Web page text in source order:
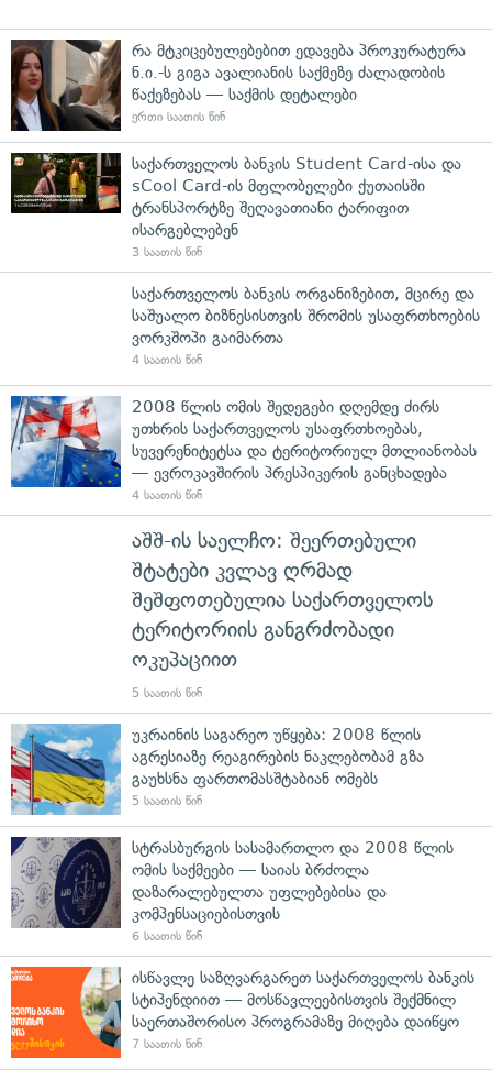
რა მტკიცებულებებით ედავება პროკურატურა
ნ.ი.-ს გიგა ავალიანის საქმეზე ძალადობის
წაქეზებას — საქმის დეტალები
ერთი საათის წინ
საქართველოს ბანკის Student Card-ისა და
sCool Card-ის მფლობელები ქუთაისში
ტრანსპორტზე შეღავათიანი ტარიფით
ისარგებლებენ
3 საათის წინ
საქართველოს ბანკის ორგანიზებით, მცირე და
საშუალო ბიზნესისთვის შრომის უსაფრთხოების
ვორკშოპი გაიმართა
4 საათის წინ
2008 წლის ომის შედეგები დღემდე ძირს
უთხრის საქართველოს უსაფრთხოებას,
სუვერენიტეტსა და ტერიტორიულ მთლიანობას
— ევროკავშირის პრესპიკერის განცხადება
4 საათის წინ
აშშ-ის საელჩო: შეერთებული
შტატები კვლავ ღრმად
შეშფოთებულია საქართველოს
ტერიტორიის განგრძობადი
ოკუპაციით
5 საათის წინ
უკრაინის საგარეო უწყება: 2008 წლის
აგრესიაზე რეაგირების ნაკლებობამ გზა
გაუხსნა ფართომასშტაბიან ომებს
5 საათის წინ
სტრასბურგის სასამართლო და 2008 წლის
ომის საქმეები — საიას ბრძოლა
დაზარალებულთა უფლებებისა და
კომპენსაციებისთვის
6 საათის წინ
ისწავლე საზღვარგარეთ საქართველოს ბანკის
სტიპენდიით — მოსწავლეებისთვის შექმნილ
საერთაშორისო პროგრამაზე მიღება დაიწყო
7 საათის წინ